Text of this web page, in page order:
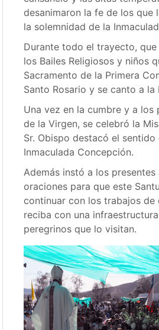
desanimaron la fe de los que
la solemnidad de la
Durante todo el trayecto,
los Bailes Religiosos y niños
Sacramento de la Primera
Santo Rosario y se canto a la
Una vez en la cumbre y a los
de la Virgen, se celebró la
Sr. Obispo destacó el
Inmaculada Concepción.
Además instó a los presentes
oraciones para que este
continuar con los trabajos de
reciba con una
peregrinos que lo visitan.